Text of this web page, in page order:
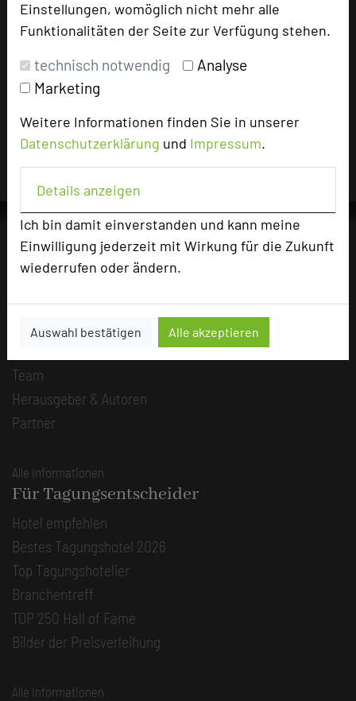
Einstellungen, womöglich nicht mehr alle
Funktionalitäten der Seite zur Verfügung stehen.
technisch notwendig
Analyse
Marketing
Weitere Informationen finden Sie in unserer
Datenschutzerklärung und Impressum.
Details anzeigen
Ich bin damit einverstanden und kann meine
Einwilligung jederzeit mit Wirkung für die Zukunft
wiederrufen oder ändern.
Auswahl bestätigen Alle akzeptieren
Impressum zum Hotel
Für die Verwendung der Bilder haben die jeweiligen Hotels die
Nutzungsrechte für dieses Portal eingeräumt und sind dafür
verantwortlich.
Die Idee
Über uns
Mission
Team
Herausgeber & Autoren
Partner
Alle Informationen
Für Tagungsentscheider
Hotel empfehlen
Bestes Tagungshotel 2026
Top Tagungshotelier
Branchentreff
TOP 250 Hall of Fame
Bilder der Preisverleihung
Alle Informationen